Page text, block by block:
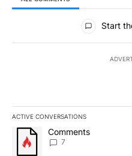
All Comments
Start
ACTIVE CONVERSATIONS
The following is a list of the
A trending article titled
Comments
7